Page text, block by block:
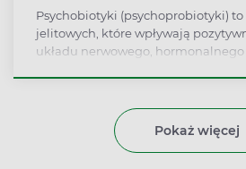
Psychobiotyki (psychoprobiotyki)
jelitowych, które wpływają
układu nerwowego, hormonalnego
objawów autyzmu czy choroby
dwubiegunowej.
Pokaż więcej